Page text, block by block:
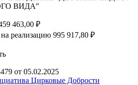
ВИДА"
463,00 ₽
реализацию 995 917,80 ₽
от 05.02.2025
Цирковые Добрости